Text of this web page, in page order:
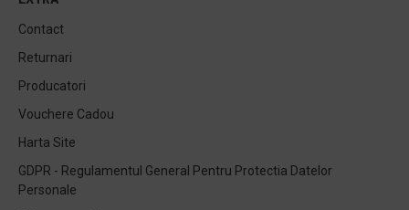
Contact
Returnari
Producatori
Vouchere Cadou
Harta Site
GDPR - Regulamentul General Pentru Protectia Datelor
Personale